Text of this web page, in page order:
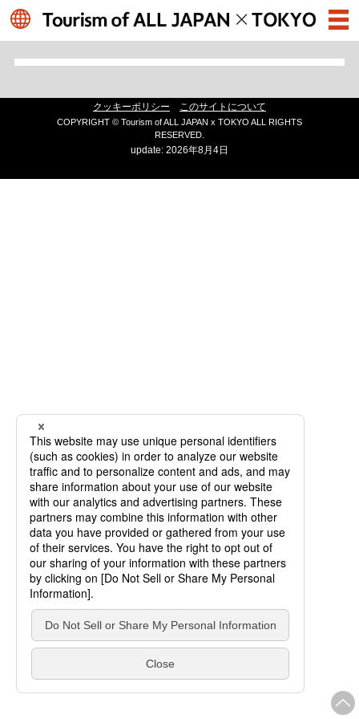
クッキーポリシー このサイトについて
COPYRIGHT © Tourism of ALL JAPAN x TOKYO ALL RIGHTS
RESERVED.
update: 2026年8月4日